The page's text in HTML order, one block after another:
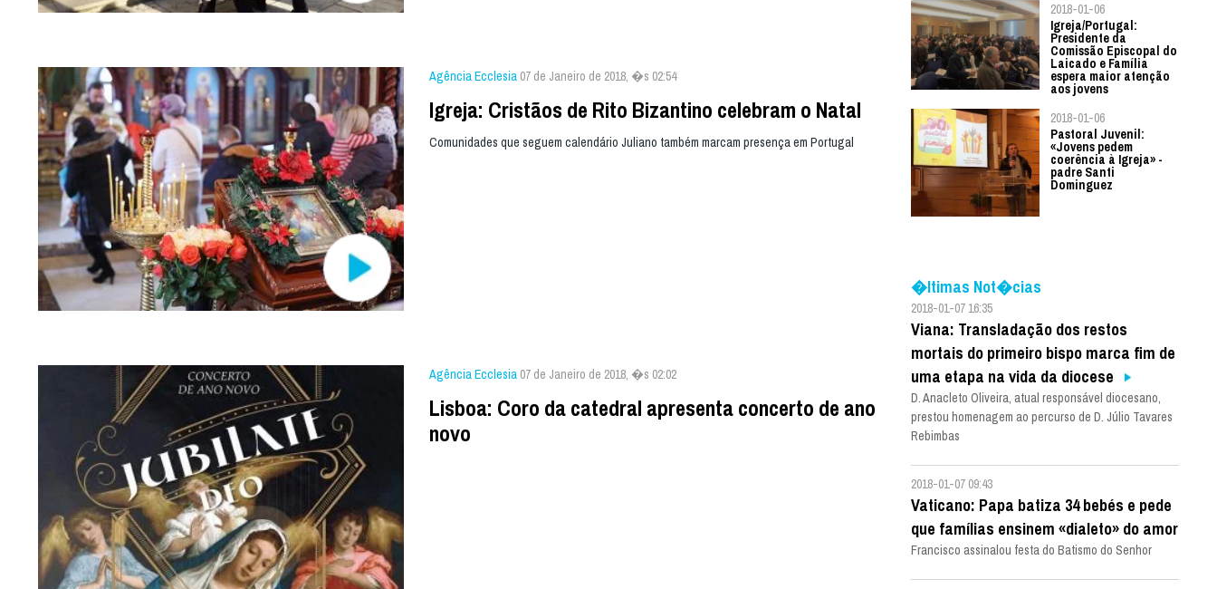
Agência Ecclesia 07 de Janeiro de 2018, �s 02:54
Igreja: Cristãos de Rito Bizantino celebram o Natal
Comunidades que seguem calendário Juliano também marcam presença em Portugal
Agência Ecclesia 07 de Janeiro de 2018, �s 02:02
Lisboa: Coro da catedral apresenta concerto de ano
novo
2018-01-06
Igreja/Portugal:
Presidente da
Comissão Episcopal do
Laicado e Família
espera maior atenção
aos jovens
2018-01-06
Pastoral Juvenil:
«Jovens pedem
coerência à Igreja» -
padre Santi
Dominguez
�ltimas Not�cias
2018-01-07 16:35
Viana: Transladação dos restos
mortais do primeiro bispo marca fim de
uma etapa na vida da diocese
D. Anacleto Oliveira, atual responsável diocesano,
prestou homenagem ao percurso de D. Júlio Tavares
Rebimbas
2018-01-07 09:43
Vaticano: Papa batiza 34 bebés e pede
que famílias ensinem «dialeto» do amor
Francisco assinalou festa do Batismo do Senhor